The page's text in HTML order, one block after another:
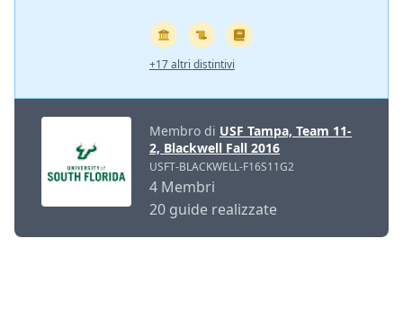
+17 altri distintivi
Membro di USF Tampa, Team 11-
2, Blackwell Fall 2016
USFT-BLACKWELL-F16S11G2
4 Membri
20 guide realizzate